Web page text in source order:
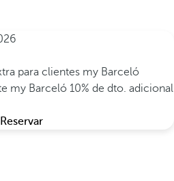
para clientes my Barceló
my Barceló 10% de dto. adicional
Reservar